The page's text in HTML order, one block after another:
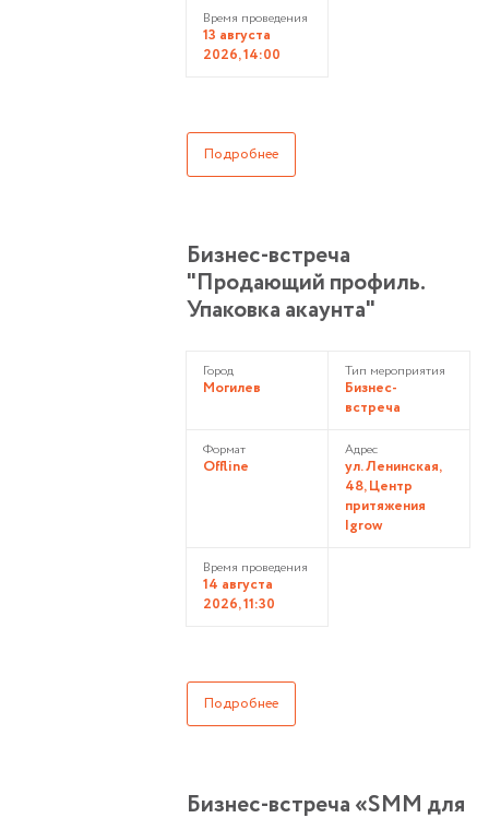
Время проведения
13 августа
2026, 14:00
Подробнее
Бизнес-встреча
"Продающий профиль.
Упаковка акаунта"
Город
Могилев
Тип мероприятия
Бизнес-
встреча
Формат
Offline
Адрес
ул. Ленинская,
48, Центр
притяжения
Igrow
Время проведения
14 августа
2026, 11:30
Подробнее
Бизнес-встреча «SMM для